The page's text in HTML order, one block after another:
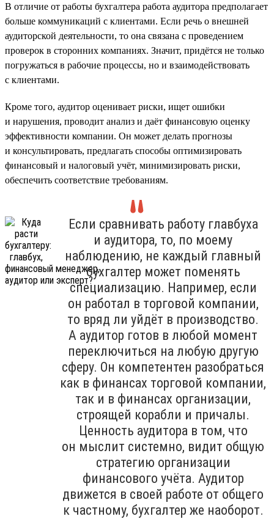
В отличие от работы бухгалтера работа аудитора предполагает
больше коммуникаций с клиентами. Если речь о внешней
аудиторской деятельности, то она связана с проведением
проверок в сторонних компаниях. Значит, придётся не только
погружаться в рабочие процессы, но и взаимодействовать
с клиентами.
Кроме того, аудитор оценивает риски, ищет ошибки
и нарушения, проводит анализ и даёт финансовую оценку
эффективности компании. Он может делать прогнозы
и консультировать, предлагать способы оптимизировать
финансовый и налоговый учёт, минимизировать риски,
обеспечить соответствие требованиям.
Если сравнивать работу главбуха
и аудитора, то, по моему
наблюдению, не каждый главный
бухгалтер может поменять
специализацию. Например, если
он работал в торговой компании,
то вряд ли уйдёт в производство.
А аудитор готов в любой момент
переключиться на любую другую
сферу. Он компетентен разобраться
как в финансах торговой компании,
так и в финансах организации,
строящей корабли и причалы.
Ценность аудитора в том, что
он мыслит системно, видит общую
стратегию организации
финансового учёта. Аудитор
движется в своей работе от общего
к частному, бухгалтер же наоборот.